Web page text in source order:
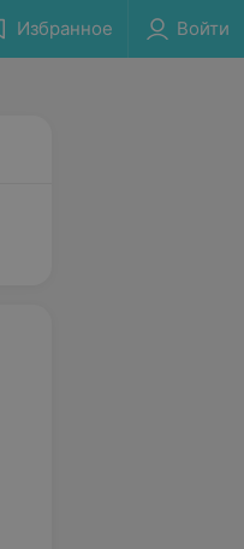
Избранное Войти